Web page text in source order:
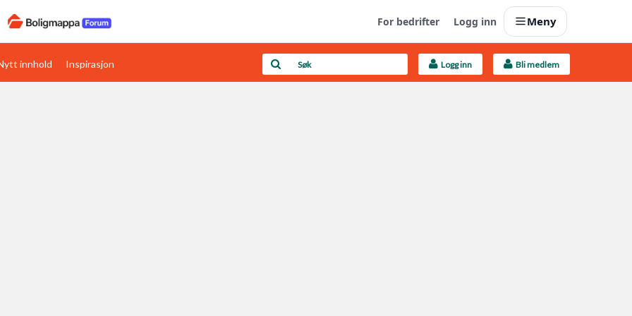
For bedrifter Logg inn Meny
Boligens papirer Last opp selv
innhold Inspirasjon Logg inn Bli medlem